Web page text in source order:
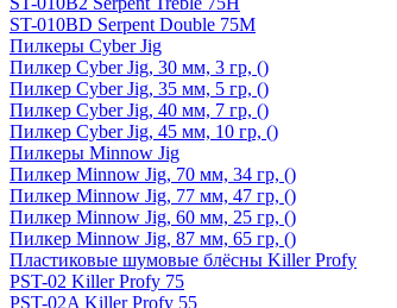
ST-010BD Serpent Double 75M
Пилкеры Cyber Jig
Пилкер Cyber Jig, 30 мм, 3 гр, ()
Пилкер Cyber Jig, 35 мм, 5 гр, ()
Пилкер Cyber Jig, 40 мм, 7 гр, ()
Пилкер Cyber Jig, 45 мм, 10 гр, ()
Пилкеры Minnow Jig
Пилкер Minnow Jig, 70 мм, 34 гр, ()
Пилкер Minnow Jig, 77 мм, 47 гр, ()
Пилкер Minnow Jig, 60 мм, 25 гр, ()
Пилкер Minnow Jig, 87 мм, 65 гр, ()
Пластиковые шумовые блёсны Killer Profy
PST-02 Killer Profy 75
PST-02A Killer Profy 55